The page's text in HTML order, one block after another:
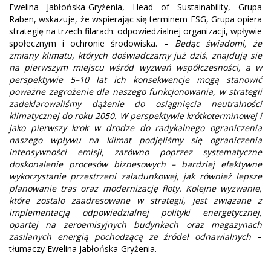
Ewelina Jabłońska-Gryżenia, Head of Sustainability, Grupa
Raben, wskazuje, że wspierając się terminem ESG, Grupa opiera
strategię na trzech filarach: odpowiedzialnej organizacji, wpływie
społecznym i ochronie środowiska. – Będąc świadomi, że
zmiany klimatu, których doświadczamy już dziś, znajdują się
na pierwszym miejscu wśród wyzwań współczesności, a w
perspektywie 5–10 lat ich konsekwencje mogą stanowić
poważne zagrożenie dla naszego funkcjonowania, w strategii
zadeklarowaliśmy dążenie do osiągnięcia neutralności
klimatycznej do roku 2050. W perspektywie krótkoterminowej i
jako pierwszy krok w drodze do radykalnego ograniczenia
naszego wpływu na klimat podjęliśmy się ograniczenia
intensywności emisji, zarówno poprzez systematyczne
doskonalenie procesów biznesowych – bardziej efektywne
wykorzystanie przestrzeni załadunkowej, jak również lepsze
planowanie tras oraz modernizację floty. Kolejne wyzwanie,
które zostało zaadresowane w strategii, jest związane z
implementacją odpowiedzialnej polityki energetycznej,
opartej na zeroemisyjnych budynkach oraz magazynach
zasilanych energią pochodzącą ze źródeł odnawialnych –
tłumaczy Ewelina Jabłońska-Gryżenia.